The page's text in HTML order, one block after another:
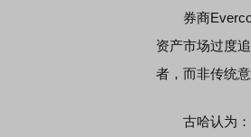
券商Evercore
资产市场过度
者，而非传统
古哈认为：“